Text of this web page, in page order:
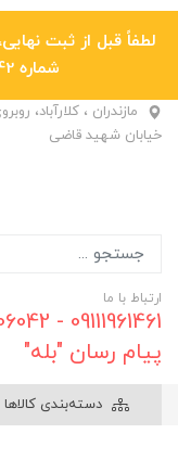
لطفاً قبل از ثبت
شماره 6042 5460 011 تماس بگیرید.
مازندران ، کلارآباد،
خیابان شهید قاضی
ارتباط با ما
پیام رسان "بله"
دسته‌بندی کالاها